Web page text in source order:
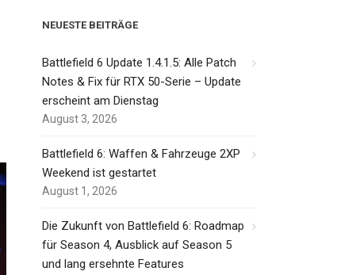
NEUESTE BEITRÄGE
Battlefield 6 Update 1.4.1.5: Alle Patch
Notes & Fix für RTX 50-Serie – Update
erscheint am Dienstag
August 3, 2026
Battlefield 6: Waffen & Fahrzeuge 2XP
Weekend ist gestartet
August 1, 2026
Die Zukunft von Battlefield 6: Roadmap
für Season 4, Ausblick auf Season 5
und lang ersehnte Features